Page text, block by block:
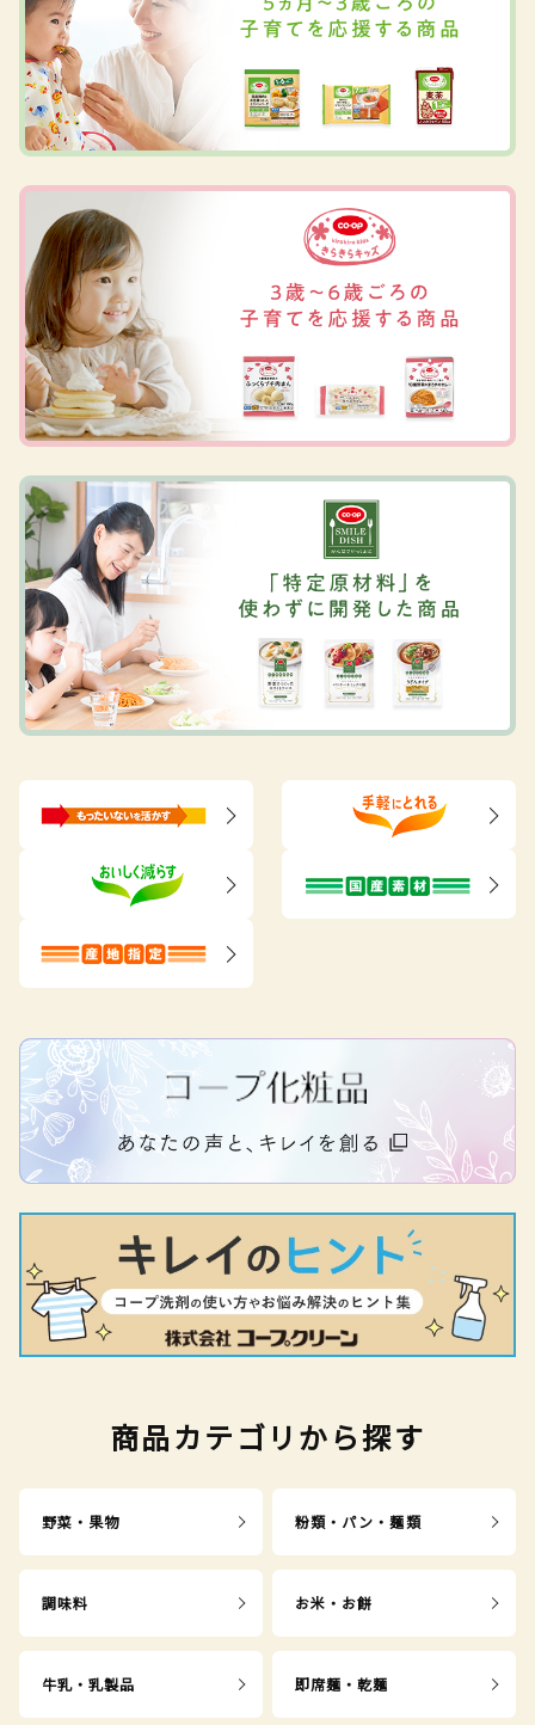
商品カテゴリから探す
野菜・果物 粉類・パン・麺類
調味料 お米・お餅
牛乳・乳製品 即席麺・乾麺